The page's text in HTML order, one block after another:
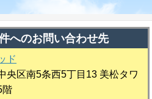
へのお問い合わせ先
ド
央区南5条西5丁目13 美松タワ
階